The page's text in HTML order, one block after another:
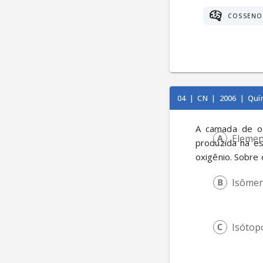
04 | CN | 2006 |
A camada de
produzida na
oxigênio.